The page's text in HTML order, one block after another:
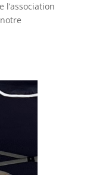
l’association